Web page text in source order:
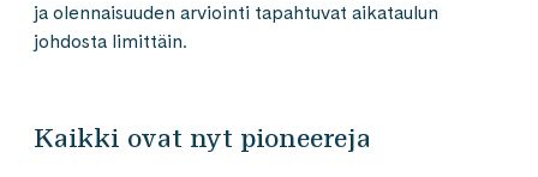
ja olennaisuuden arviointi tapahtuvat aikataulun
johdosta limittäin.
Kaikki ovat nyt pioneereja